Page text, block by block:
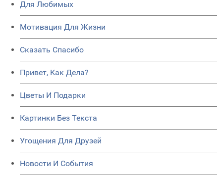
Для Любимых
Мотивация Для Жизни
Сказать Спасибо
Привет, Как Дела?
Цветы И Подарки
Картинки Без Текста
Угощения Для Друзей
Новости И События